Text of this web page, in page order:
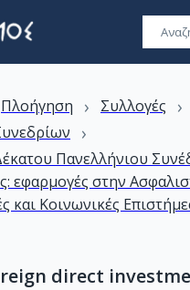
Πλοήγηση › Συλλογές ›
›
Πανελλήνιου
εφαρμογές στην
και Κοινωνικές
direct